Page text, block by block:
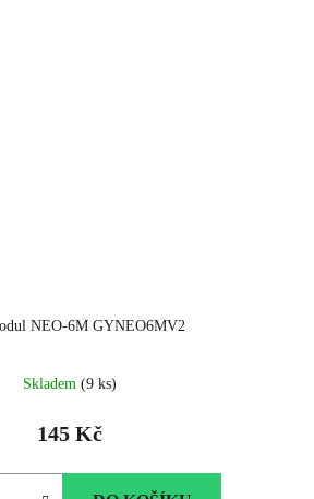
NEO-6M GYNEO6MV2
Skladem (9 ks)
145 Kč